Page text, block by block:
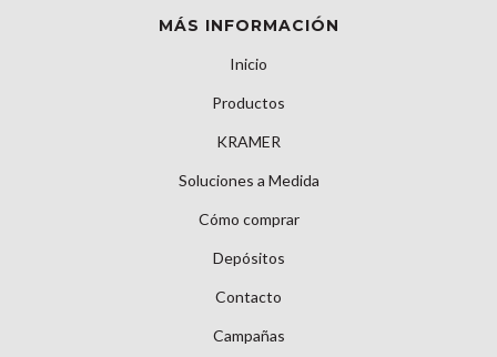
MÁS INFORMACIÓN
Inicio
Productos
KRAMER
Soluciones a Medida
Cómo comprar
Depósitos
Contacto
Campañas